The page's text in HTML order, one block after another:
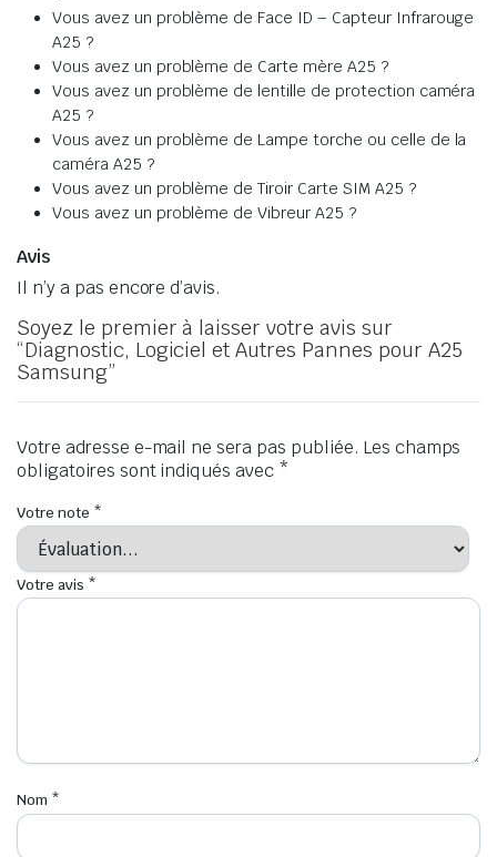
Vous avez un problème de Face ID – Capteur Infrarouge
A25 ?
Vous avez un problème de Carte mère A25 ?
Vous avez un problème de lentille de protection caméra
A25 ?
Vous avez un problème de Lampe torche ou celle de la
caméra A25 ?
Vous avez un problème de Tiroir Carte SIM A25 ?
Vous avez un problème de Vibreur A25 ?
Avis
Il n’y a pas encore d’avis.
Soyez le premier à laisser votre avis sur
“Diagnostic, Logiciel et Autres Pannes pour A25
Samsung”
Votre adresse e-mail ne sera pas publiée. Les champs
obligatoires sont indiqués avec *
Votre note *
Votre avis *
Nom *